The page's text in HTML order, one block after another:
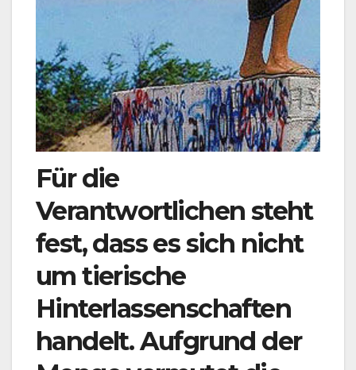
Für die
Verantwortlichen steht
fest, dass es sich nicht
um tierische
Hinterlassenschaften
handelt. Aufgrund der